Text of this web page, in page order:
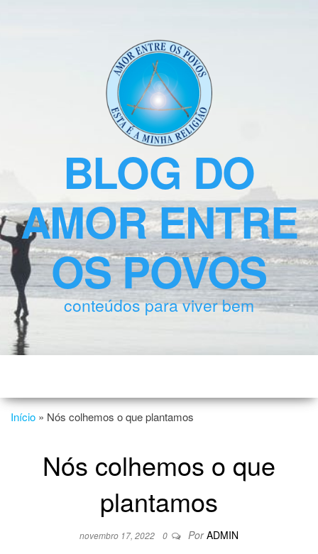
BLOG DO
AMOR ENTRE
OS POVOS
conteúdos para viver bem
Início » Nós colhemos o que plantamos
Nós colhemos o que
plantamos
novembro 17, 2022 0 Por ADMIN